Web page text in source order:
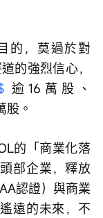
的，莫過於對
的強烈信心，
逾16萬股、
股。
的「商業化落
部企業，釋放
認證）與商業
遠的未來，不